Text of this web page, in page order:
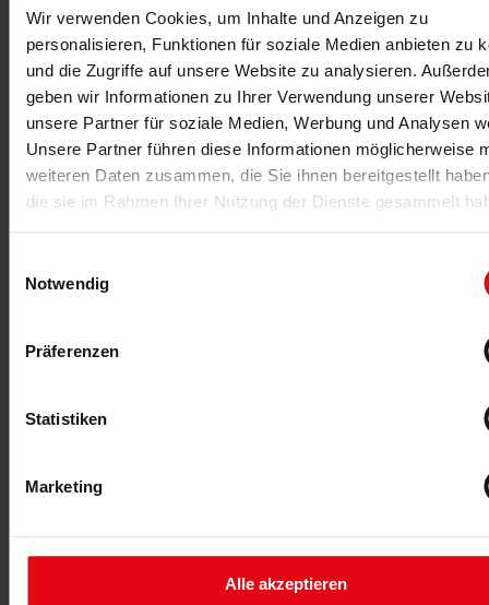
Wir verwenden Cookies, um Inhalte und Anzeigen zu
personalisieren, Funktionen für soziale Medien anbieten zu
und die Zugriffe auf unsere Website zu analysieren.
geben wir Informationen zu Ihrer Verwendung unserer
unsere Partner für soziale Medien, Werbung und Analysen
Unsere Partner führen diese Informationen möglicherweise
weiteren Daten zusammen, die Sie ihnen bereitgestellt
die sie im Rahmen Ihrer Nutzung der Dienste gesammelt
Notwendig
Präferenzen
Statistiken
Marketing
Alle akzeptieren
Trainingsdaten in der eigenen Studio-App erfasst
werden. Trainingsergebnisse und -fortschritte lassen
sich dort jederzeit einsehen, auch ohne Unterstützung
durch das Trainerteam.
VERPASSE KEINE EXKLUSIVEN
REELS, STORIES & TOP-NEWS
MEHR! FOLGE UNS BEI
INSTAGRAM
zusätzliche Freiräume für mehr persönliche Betreuung
hinaus können Mitglieder zertifizierte Online-
fortgesetzt oder als Ergänzung zum Training im Studio
„Wir haben noch nicht alle digitalen Potenziale
ausgeschöpft, möchten aber z. B. bei der
zentrales Element unseres Studios ist“, ergänzt Gunnar